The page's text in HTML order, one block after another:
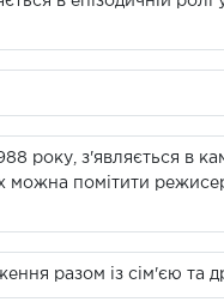
року, з'являється в
можна помітити
разом із сім'єю та